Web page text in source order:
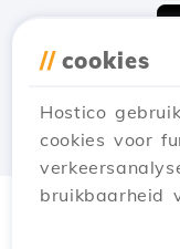
// cookies
Hostico
cookies voor
bruikbaarheid